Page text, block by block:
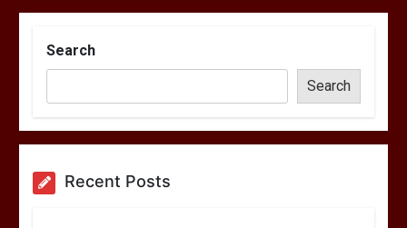
Search
Search
Recent Posts